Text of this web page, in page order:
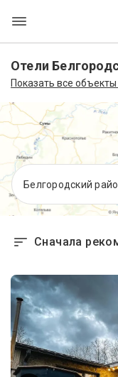
Отели
Показать все
Сначала